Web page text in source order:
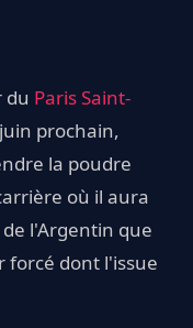
du Paris Saint-
prochain,
la poudre
où il aura
l'Argentin que
forcé dont l'issue